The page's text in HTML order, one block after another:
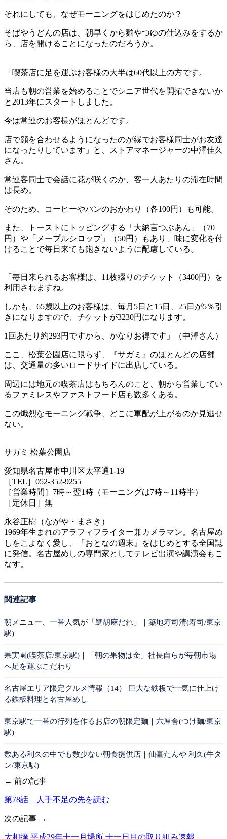
それにしても、なぜモーニングをはじめたのか？
そばやうどんの店は、朝早くから麺やつゆの仕込みをするか
ら、店を開けることになったのだろうか。
「喫茶店に足を運ぶお客様の大半は60代以上の方です。
当店も朝の営業を始めることでシニア世代を開拓できないか
と2013年にスタートしました。
今は常連のお客様がほとんどです。
店で顔を合わせるようになったのが縁でお客様同士がお友達
になったりしています」と、ストアマネージャーの中澤佳久
さん。
常連客同士で会話に花が咲くのか、客一人あたりの滞在時間
は長め。
そのため、コーヒーやパンのおかわり（各100円）も可能。
また、トーストにトッピングする「大納言つぶあん」（70
円）や「メープルシロップ」（50円）もあり、味に変化を付
けることで毎日来ても飽きないように配慮している。
「毎日来られるお客様は、11枚綴りのチケット（3400円）を
利用されますね。
しかも、65歳以上のお客様は、毎月5日と15日、25日が5％引
きになりますので、チケットが3230円になります。
1回あたり約293円ですから、かなりお得です」（中澤さん）
ここ、松葉公園店に限らず、『サガミ』のほとんどの店舗
は、交通量の多いロードサイドに出店している。
周辺には地元の喫茶店はもちろんのこと、朝から営業してい
るファミレスやファストフード店も数多くある。
この熾烈なモーニング戦争、どこに軍配が上がるのか見逃せ
ない。
サガミ 松葉公園店
愛知県名古屋市中川区太平通1-19
［TEL］052-352-9255
［営業時間］7時～翌1時（モーニングは7時～11時半）
［定休日］無
永谷正樹（ながや・まさき）
1969年生まれのアラフィフライター兼カメラマン。名古屋め
しをこよなく愛し、『おとなの週末』をはじめとする全国誌
に発信。名古屋めしの専門家としてテレビ出演や講演会もこ
なす。
関連記事
朝メニュー、一番人気が「鯛胡麻だれ」｜築地寿司清(寿司/東京
駅)
果実園(喫茶店/東京駅)｜「朝の果物は金」社長自らが毎朝市場
へ足を運ぶこだわり
名古屋エリア限定グルメ情報（14） 巨大な鉄板で一気に仕上げ
る鉄板料理と名古屋めし
東京駅で一番の行列を作るお店の朝限定麺｜六厘舎(つけ麺/東京
駅)
数ある利久の中でも数少ない朝食提供店｜仙臺たんや 利久(牛タ
ン/東京駅)
← 前の記事
第78話 人手不足の先を読む
次の記事 →
大相撲 平成29年十一月場所 十一日目の取り組み速報